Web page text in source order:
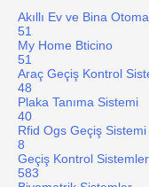
Akıllı Ev ve Bina
51
My Home Bticino
51
Araç Geçiş Kontrol
48
Plaka Tanıma Sistemi
40
Rfid Ogs Geçiş Sistemi
8
Geçiş Kontrol
583